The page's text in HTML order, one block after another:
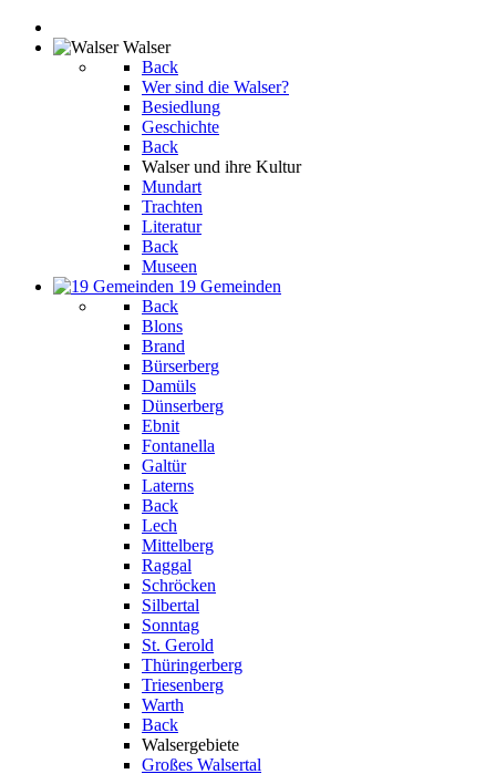
Walser
Back
Wer sind die Walser?
Besiedlung
Geschichte
Back
Walser und ihre Kultur
Mundart
Trachten
Literatur
Back
Museen
19 Gemeinden
Back
Blons
Brand
Bürserberg
Damüls
Dünserberg
Ebnit
Fontanella
Galtür
Laterns
Back
Lech
Mittelberg
Raggal
Schröcken
Silbertal
Sonntag
St. Gerold
Thüringerberg
Triesenberg
Warth
Back
Walsergebiete
Großes Walsertal